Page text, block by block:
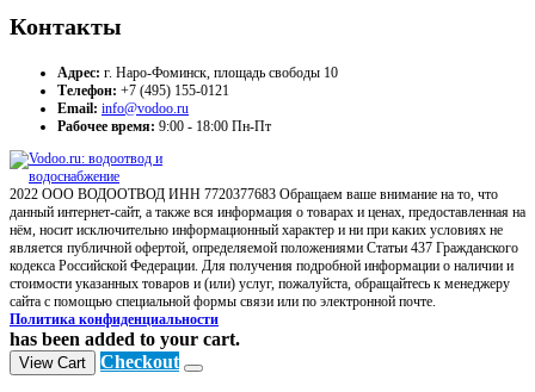
Контакты
Адрес: г. Наро-Фоминск, площадь свободы 10
Телефон: +7 (495) 155-0121
Email: info@vodoo.ru
Рабочее время: 9:00 - 18:00 Пн-Пт
2022 ООО ВОДООТВОД ИНН 7720377683 Обращаем ваше внимание на то, что
данный интернет-сайт, а также вся информация о товарах и ценах, предоставленная на
нём, носит исключительно информационный характер и ни при каких условиях не
является публичной офертой, определяемой положениями Статьи 437 Гражданского
кодекса Российской Федерации. Для получения подробной информации о наличии и
стоимости указанных товаров и (или) услуг, пожалуйста, обращайтесь к менеджеру
сайта с помощью специальной формы связи или по электронной почте.
Политика конфиденциальности
has been added to your cart.
View Cart Checkout